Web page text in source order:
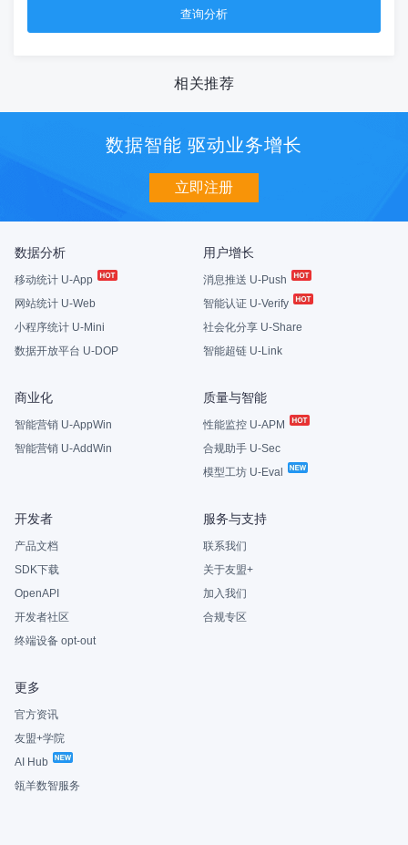
相关推荐
数据智能 驱动业务增长
立即注册
数据分析
移动统计 U-App
网站统计 U-Web
小程序统计 U-Mini
数据开放平台 U-DOP
用户增长
消息推送 U-Push
智能认证 U-Verify
社会化分享 U-Share
智能超链 U-Link
商业化
智能营销 U-AppWin
智能营销 U-AddWin
质量与智能
性能监控 U-APM
合规助手 U-Sec
模型工坊 U-Eval
开发者
产品文档
SDK下载
OpenAPI
开发者社区
终端设备 opt-out
服务与支持
联系我们
关于友盟+
加入我们
合规专区
更多
官方资讯
友盟+学院
AI Hub
瓴羊数智服务